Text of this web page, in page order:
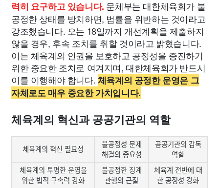
력히 요구하고 있습니다. 문체부는 대한체육회가 불
공정한 상태를 방치하면, 법률을 위반하는 것이라고
강조했습니다. 오는 18일까지 개선계획을 제출하지
않을 경우, 후속 조치를 취할 것이라고 밝혔습니다.
이는 체육계의 인권을 보호하고 공정성을 증진하기
위한 중요한 조치로 여겨지며, 대한체육회가 반드시
이를 이행해야 합니다.체육계의 공정한 운영은 그
자체로도 매우 중요한 가치입니다.
체육계의 혁신과 공공기관의 역할
체육계의 혁신 필요성
불공정성 문제
해결의 중요성
공공기관의 감독
역할
체육계의 투명한 운영을
위한 법적 구속력 강화
불공정한 징계
관행의 근절
체육계 전반에 대
한 공정성 강화